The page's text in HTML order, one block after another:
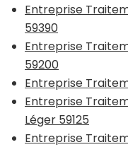
Entreprise
59390
Entreprise
59200
Entreprise
Entreprise
Léger 59125
Entreprise